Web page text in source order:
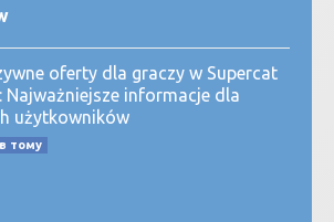
oferty dla graczy w Supercat
Najważniejsze informacje dla
użytkowników
тому